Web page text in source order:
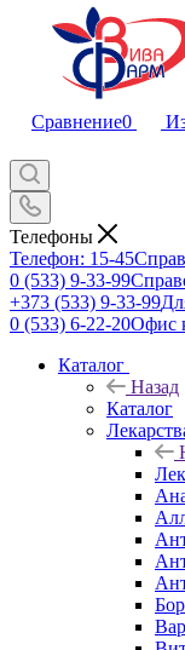
Сравнение0
Телефоны
Телефон: 15-45
0 (533) 9-33-99
+373 (533) 9-33-99
0 (533) 6-22-20Офис
Каталог
Назад
Каталог